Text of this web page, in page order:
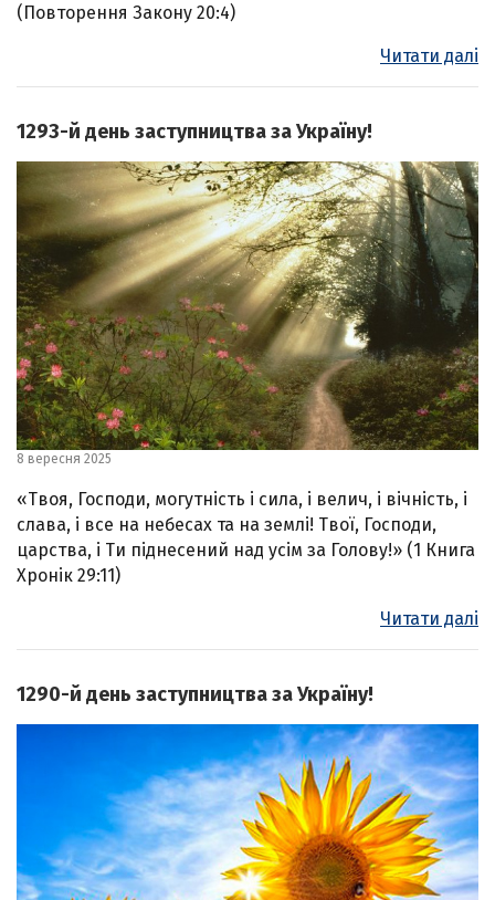
(Повторення Закону 20:4)
Читати далі
1293-й день заступництва за Україну!
8 вересня 2025
«Твоя, Господи, могутність і сила, і велич, і вічність, і
слава, і все на небесах та на землі! Твої, Господи,
царства, і Ти піднесений над усім за Голову!» (1 Книга
Хронік 29:11)
Читати далі
1290-й день заступництва за Україну!